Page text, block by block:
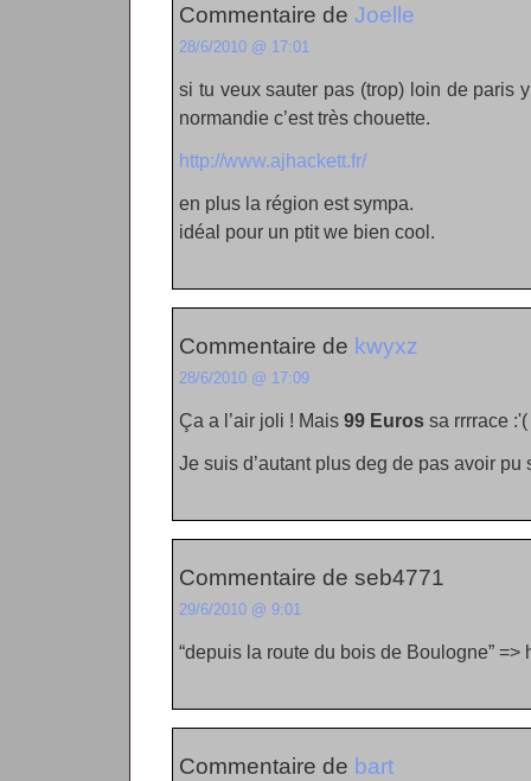
Commentaire de Joelle
28/6/2010 @ 17:01
si tu veux sauter pas (trop) loin de paris
normandie c’est très chouette.
http://www.ajhackett.fr/
en plus la région est sympa.
idéal pour un ptit we bien cool.
Commentaire de kwyxz
28/6/2010 @ 17:09
Ça a l’air joli ! Mais 99 Euros sa rrrrace :'(
Je suis d’autant plus deg de pas avoir
Commentaire de seb4771
29/6/2010 @ 9:01
“depuis la route du bois de Boulogne”
Commentaire de bart